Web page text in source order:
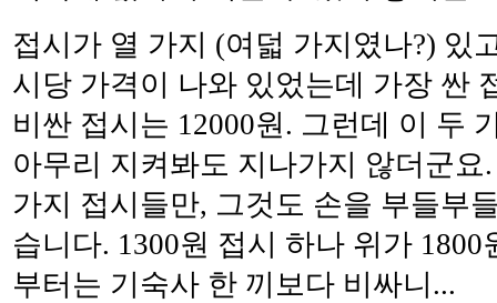
접시가 열 가지 (여덟 가지였나?) 있
시당 가격이 나와 있었는데 가장 싼
비싼 접시는 12000원. 그런데 이 두
아무리 지켜봐도 지나가지 않더군
가지 접시들만, 그것도 손을 부들부
습니다. 1300원 접시 하나 위가
부터는 기숙사 한 끼보다 비싸니...